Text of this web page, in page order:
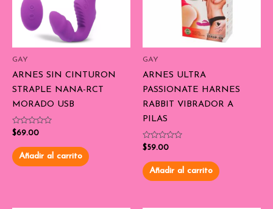
GAY
ARNES SIN CINTURON
STRAPLE NANA-RCT
MORADO USB
Valorado
con
de
5
$69.00
Añadir al carrito
GAY
ARNES ULTRA
PASSIONATE HARNES
RABBIT VIBRADOR A
PILAS
Valorado
con
de
5
$59.00
Añadir al carrito